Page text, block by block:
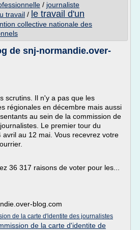
/ journaliste
travail / le travail d'un
collective nationale des
de snj-normandie.over-
scrutins. Il n'y a pas que les
régionales en décembre mais aussi
au sein de la commission de
Le premier tour du
au 12 mai. Vous recevrez votre
36 317 raisons de voter pour les...
blog.com
de la carte d'identite des journalistes
de la carte d'identite de